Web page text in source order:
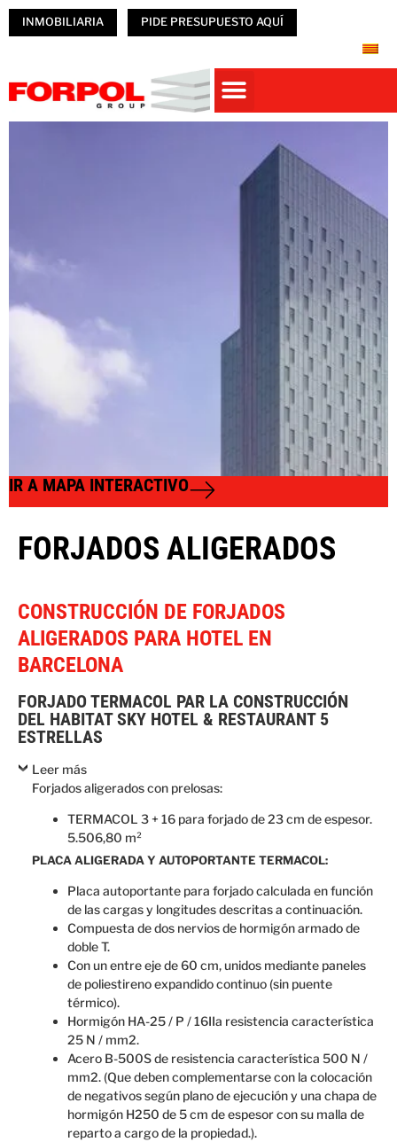
INMOBILIARIA PIDE PRESUPUESTO AQUÍ
IR A MAPA INTERACTIVO
FORJADOS ALIGERADOS
CONSTRUCCIÓN DE FORJADOS
ALIGERADOS PARA HOTEL EN
BARCELONA
FORJADO TERMACOL PAR LA CONSTRUCCIÓN
DEL HABITAT SKY HOTEL & RESTAURANT 5
ESTRELLAS
Leer más
Forjados aligerados con prelosas:
TERMACOL 3 + 16 para forjado de 23 cm de espesor.
5.506,80 m²
PLACA ALIGERADA Y AUTOPORTANTE TERMACOL:
Placa autoportante para forjado calculada en función
de las cargas y longitudes descritas a continuación.
Compuesta de dos nervios de hormigón armado de
doble T.
Con un entre eje de 60 cm, unidos mediante paneles
de poliestireno expandido continuo (sin puente
térmico).
Hormigón HA-25 / P / 16IIa resistencia característica
25 N / mm2.
Acero B-500S de resistencia característica 500 N /
mm2. (Que deben complementarse con la colocación
de negativos según plano de ejecución y una chapa de
hormigón H250 de 5 cm de espesor con su malla de
reparto a cargo de la propiedad.).